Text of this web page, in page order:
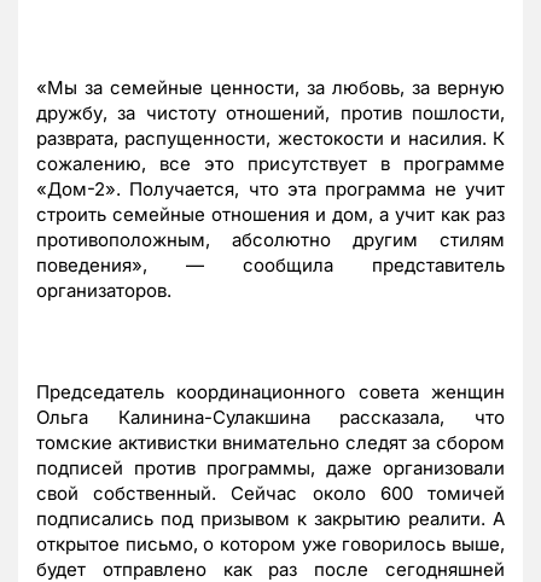
«Мы за семейные ценности, за любовь, за верную
дружбу, за чистоту отношений, против пошлости,
разврата, распущенности, жестокости и насилия. К
сожалению, все это присутствует в программе
«Дом-2». Получается, что эта программа не учит
строить семейные отношения и дом, а учит как раз
противоположным, абсолютно другим стилям
поведения», — сообщила представитель
организаторов.
Председатель координационного совета женщин
Ольга Калинина-Сулакшина рассказала, что
томские активистки внимательно следят за сбором
подписей против программы, даже организовали
свой собственный. Сейчас около 600 томичей
подписались под призывом к закрытию реалити. А
открытое письмо, о котором уже говорилось выше,
будет отправлено как раз после сегодняшней